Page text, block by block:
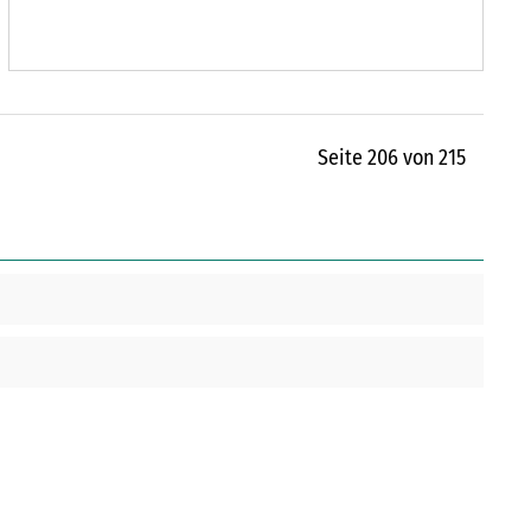
hierher zurückziehen und überwintern.
Seite 206 von 215